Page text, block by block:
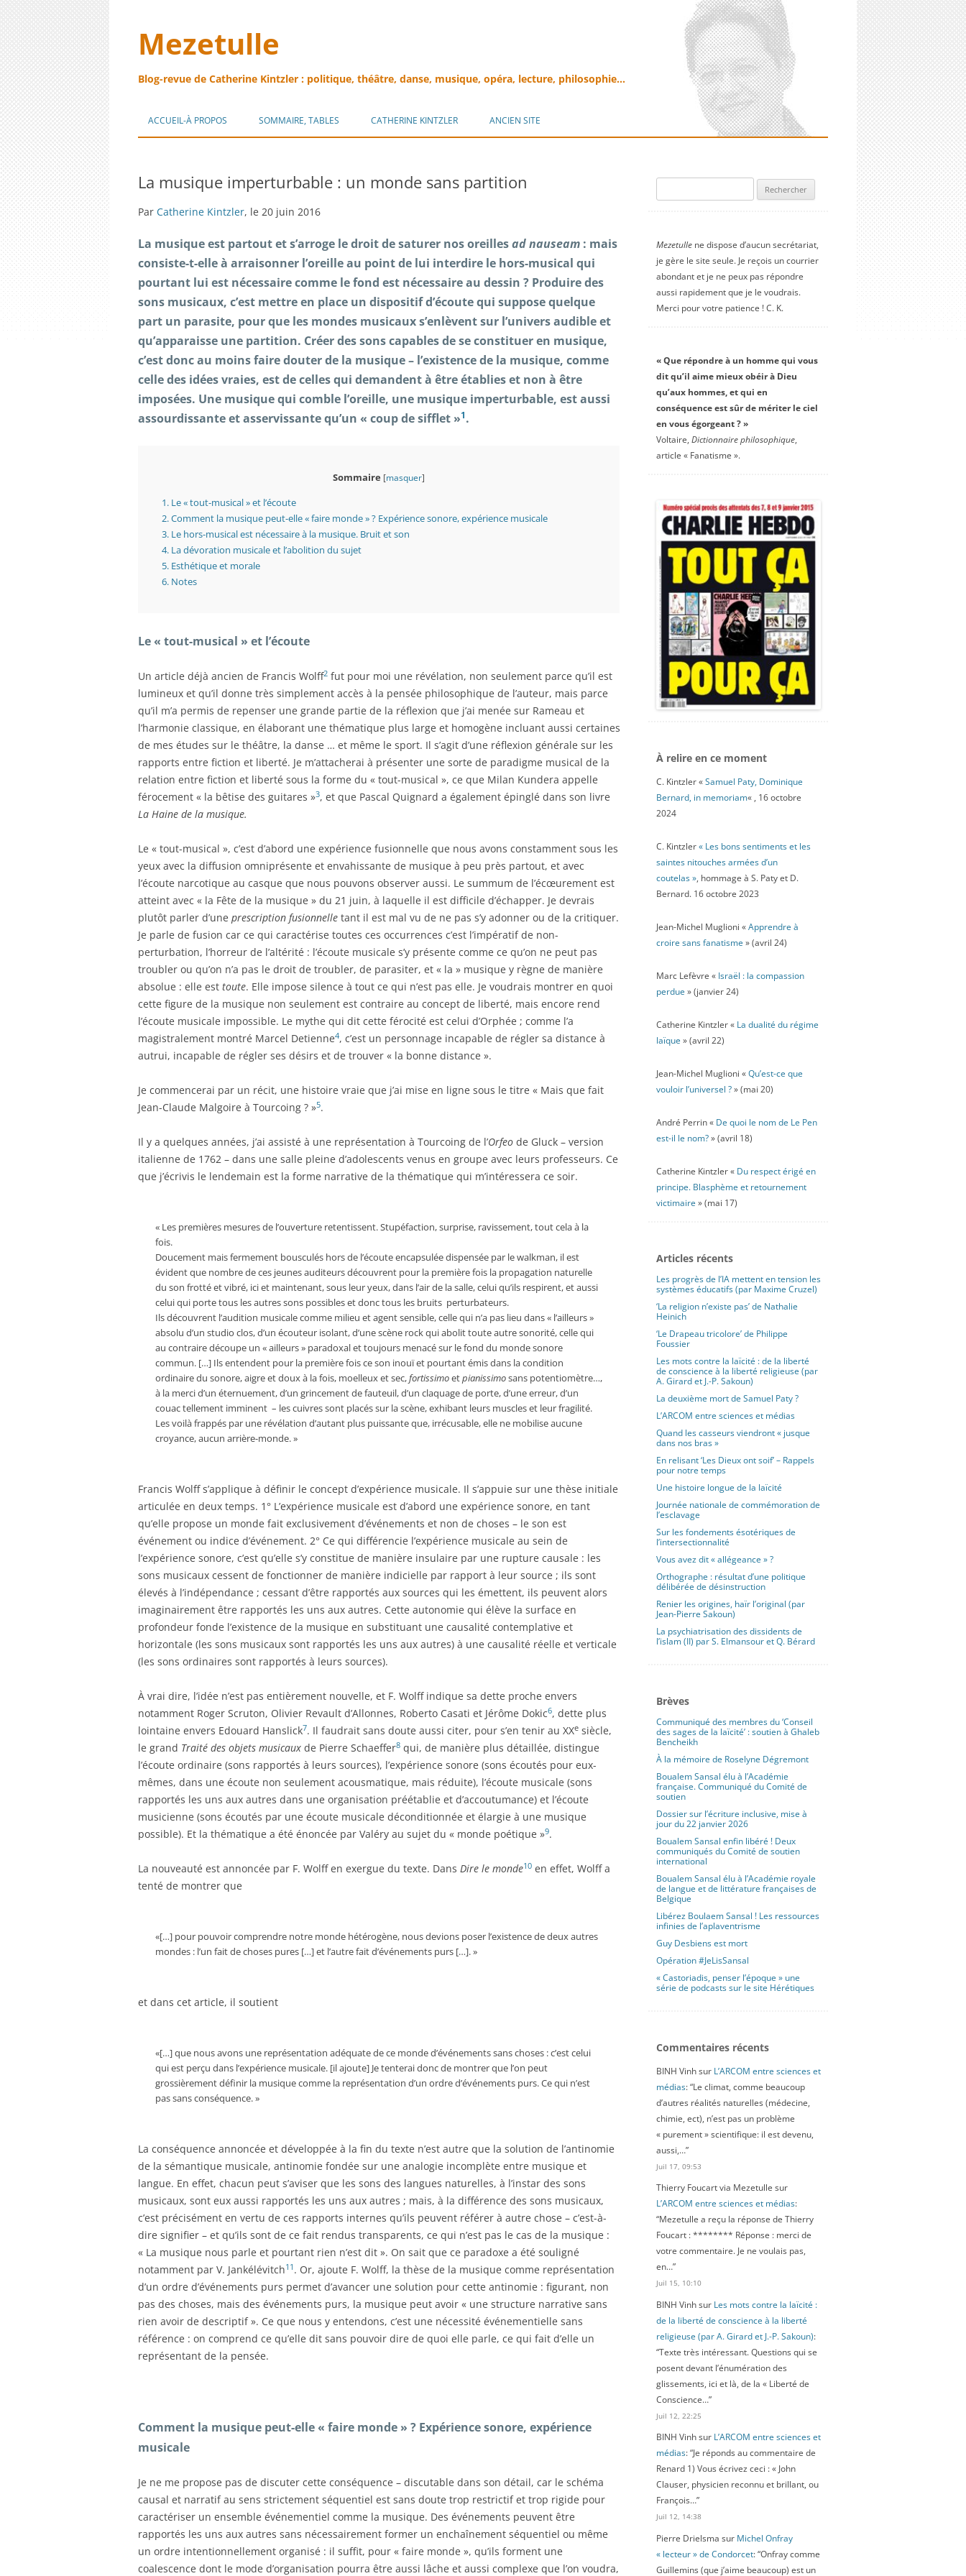
Mezetulle
Blog-revue de Catherine Kintzler : politique, théâtre, danse, musique, opéra, lecture, philosophie…
au
ACCUEIL-À PROPOS SOMMAIRE, TABLES CATHERINE KINTZLER ANCIEN SITE
La musique imperturbable : un monde sans partition
Par Catherine Kintzler, le 20 juin 2016
La musique est partout et s’arroge le droit de saturer nos oreillesad nauseam : mais
consiste-t-elle à arraisonner l’oreille au point de lui interdire le hors-musical qui
pourtant lui est nécessaire comme le fond est nécessaire au dessin ? Produire des
sons musicaux, c’est mettre en place un dispositif d’écoute qui suppose quelque
part un parasite, pour que les mondes musicaux s’enlèvent sur l’univers audible et
qu’apparaisse une partition. Créer des sons capables de se constituer en musique,
c’est donc au moins faire douter de la musique – l’existence de la musique, comme
celle des idées vraies, est de celles qui demandent à être établies et non à être
imposées. Une musique qui comble l’oreille, une musique imperturbable, est aussi
assourdissante et asservissante qu’un « coup de sifflet »1.
Sommaire [masquer]
1. Le « tout-musical » et l’écoute
2.Comment la musique peut-elle « faire monde » ? Expérience sonore, expérience musicale
3. Le hors-musical est nécessaire à la musique. Bruit et son
4. La dévoration musicale et l’abolition du sujet
5. Esthétique et morale
6. Notes
Le « tout-musical » et l’écoute
Un article déjà ancien de Francis Wolff2 fut pour moi une révélation, non seulement parce qu’il est
lumineux et qu’il donne très simplement accès à la pensée philosophique de l’auteur, mais parce
qu’il m’a permis de repenser une grande partie de la réflexion que j’ai menée sur Rameau et
l’harmonie classique, en élaborant une thématique plus large et homogène incluant aussi certaines
de mes études sur le théâtre, la danse … et même le sport. Il s’agit d’une réflexion générale sur les
rapports entre fiction et liberté. Je m’attacherai à présenter une sorte de paradigme musical de la
relation entre fiction et liberté sous la forme du « tout-musical », ce que Milan Kundera appelle
férocement « la bêtise des guitares »3, et que Pascal Quignard a également épinglé dans son livre
La Haine de la musique.
Le « tout-musical », c’est d’abord une expérience fusionnelle que nous avons constamment sous les
yeux avec la diffusion omniprésente et envahissante de musique à peu près partout, et avec
l’écoute narcotique au casque que nous pouvons observer aussi. Le summum de l’écœurement est
atteint avec « la Fête de la musique » du 21 juin, à laquelle il est difficile d’échapper. Je devrais
plutôt parler d’une prescription fusionnelle tant il est mal vu de ne pas s’y adonner ou de la critiquer.
Je parle de fusion car ce qui caractérise toutes ces occurrences c’est l’impératif de non-
perturbation, l’horreur de l’altérité : l’écoute musicale s’y présente comme ce qu’on ne peut pas
troubler ou qu’on n’a pas le droit de troubler, de parasiter, et « la » musique y règne de manière
absolue : elle est toute. Elle impose silence à tout ce qui n’est pas elle. Je voudrais montrer en quoi
cette figure de la musique non seulement est contraire au concept de liberté, mais encore rend
l’écoute musicale impossible. Le mythe qui dit cette férocité est celui d’Orphée ; comme l’a
magistralement montré Marcel Detienne4, c’est un personnage incapable de régler sa distance à
autrui, incapable de régler ses désirs et de trouver « la bonne distance ».
Je commencerai par un récit, une histoire vraie que j’ai mise en ligne sous le titre « Mais que fait
Jean-Claude Malgoire à Tourcoing ? »5.
Il y a quelques années, j’ai assisté à une représentation à Tourcoing de l’Orfeo de Gluck – version
italienne de 1762 – dans une salle pleine d’adolescents venus en groupe avec leurs professeurs. Ce
que j’écrivis le lendemain est la forme narrative de la thématique qui m’intéressera ce soir.
« Les premières mesures de l’ouverture retentissent. Stupéfaction, surprise, ravissement, tout cela à la
fois.
Doucement mais fermement bousculés hors de l’écoute encapsulée dispensée par le walkman, il est
évident que nombre de ces jeunes auditeurs découvrent pour la première fois la propagation naturelle
du son frotté et vibré, ici et maintenant, sous leur yeux, dans l’air de la salle, celui qu’ils respirent, et aussi
celui qui porte tous les autres sons possibles et donc tous les bruits perturbateurs.
Ils découvrent l’audition musicale comme milieu et agent sensible, celle qui n’a pas lieu dans « l’ailleurs »
absolu d’un studio clos, d’un écouteur isolant, d’une scène rock qui abolit toute autre sonorité, celle qui
au contraire découpe un « ailleurs » paradoxal et toujours menacé sur le fond du monde sonore
commun. […] Ils entendent pour la première fois ce son inouï et pourtant émis dans la condition
ordinaire du sonore, aigre et doux à la fois, moelleux et sec,fortissimoetpianissimosans potentiomètre…,
à la merci d’un éternuement, d’un grincement de fauteuil, d’un claquage de porte, d’une erreur, d’un
couac tellement imminent – les cuivres sont placés sur la scène, exhibant leurs muscles et leur fragilité.
Les voilà frappés par une révélation d’autant plus puissante que, irrécusable, elle ne mobilise aucune
croyance, aucun arrière-monde. »
Francis Wolff s’applique à définir le concept d’expérience musicale. Il s’appuie sur une thèse initiale
articulée en deux temps. 1° L’expérience musicale est d’abord une expérience sonore, en tant
qu’elle propose un monde fait exclusivement d’événements et non de choses – le son est
événement ou indice d’événement. 2° Ce qui différencie l’expérience musicale au sein de
l’expérience sonore, c’est qu’elle s’y constitue de manière insulaire par une rupture causale : les
sons musicaux cessent de fonctionner de manière indicielle par rapport à leur source ; ils sont
élevés à l’indépendance ; cessant d’être rapportés aux sources qui les émettent, ils peuvent alors
imaginairement être rapportés les uns aux autres. Cette autonomie qui élève la surface en
profondeur fonde l’existence de la musique en substituant une causalité contemplative et
horizontale (les sons musicaux sont rapportés les uns aux autres) à une causalité réelle et verticale
(les sons ordinaires sont rapportés à leurs sources).
À vrai dire, l’idée n’est pas entièrement nouvelle, et F. Wolff indique sa dette proche envers
notamment Roger Scruton, Olivier Revault d’Allonnes, Roberto Casati et Jérôme Dokic6, dette plus
lointaine envers Edouard Hanslick7. Il faudrait sans doute aussi citer, pour s’en tenir au XXe siècle,
le grand Traité des objets musicaux de Pierre Schaeffer8 qui, de manière plus détaillée, distingue
l’écoute ordinaire (sons rapportés à leurs sources), l’expérience sonore (sons écoutés pour eux-
mêmes, dans une écoute non seulement acousmatique, mais réduite), l’écoute musicale (sons
rapportés les uns aux autres dans une organisation préétablie et d’accoutumance) et l’écoute
musicienne (sons écoutés par une écoute musicale déconditionnée et élargie à une musique
possible). Et la thématique a été énoncée par Valéry au sujet du « monde poétique »9.
La nouveauté est annoncée par F. Wolff en exergue du texte. Dans Dire le monde10 en effet, Wolff a
tenté de montrer que
«[…] pour pouvoir comprendre notre monde hétérogène, nous devions poser l’existence de deux autres
mondes : l’un fait de choses pures […] et l’autre fait d’événements purs […]. »
et dans cet article, il soutient
«[…] que nous avons une représentation adéquate de ce monde d’événements sans choses : c’est celui
qui est perçu dans l’expérience musicale. [il ajoute] Je tenterai donc de montrer que l’on peut
grossièrement définir la musique comme la représentation d’un ordre d’événements purs. Ce qui n’est
pas sans conséquence. »
La conséquence annoncée et développée à la fin du texte n’est autre que la solution de l’antinomie
de la sémantique musicale, antinomie fondée sur une analogie incomplète entre musique et
langue. En effet, chacun peut s’aviser que les sons des langues naturelles, à l’instar des sons
musicaux, sont eux aussi rapportés les uns aux autres ; mais, à la différence des sons musicaux,
c’est précisément en vertu de ces rapports internes qu’ils peuvent référer à autre chose – c’est-à-
dire signifier – et qu’ils sont de ce fait rendus transparents, ce qui n’est pas le cas de la musique :
« La musique nous parle et pourtant rien n’est dit ». On sait que ce paradoxe a été souligné
notamment par V. Jankélévitch11 . Or, ajoute F. Wolff, la thèse de la musique comme représentation
d’un ordre d’événements purs permet d’avancer une solution pour cette antinomie : figurant, non
pas des choses, mais des événements purs, la musique peut avoir « une structure narrative sans
rien avoir de descriptif ». Ce que nous y entendons, c’est une nécessité événementielle sans
référence : on comprend ce qu’elle dit sans pouvoir dire de quoi elle parle, ce qui fait d’elle un
représentant de la pensée.
Comment la musique peut-elle « faire monde » ? Expérience sonore, expérience
musicale
Je ne me propose pas de discuter cette conséquence – discutable dans son détail, car le schéma
causal et narratif au sens strictement séquentiel est sans doute trop restrictif et trop rigide pour
caractériser un ensemble événementiel comme la musique. Des événements peuvent être
rapportés les uns aux autres sans nécessairement former un enchaînement séquentiel ou même
un ordre intentionnellement organisé : il suffit, pour « faire monde », qu’ils forment une
coalescence dont le mode d’organisation pourra être aussi lâche et aussi complexe que l’on voudra,
Mezetullene dispose d’aucun secrétariat,
je gère le site seule. Je reçois un courrier
abondant et je ne peux pas répondre
aussi rapidement que je le voudrais.
Merci pour votre patience ! C. K.
« Que répondre à un homme qui vous
dit qu’il aime mieux obéir à Dieu
qu’aux hommes, et qui en
conséquence est sûr de mériter le ciel
en vous égorgeant ? »
Voltaire, Dictionnaire philosophique,
article « Fanatisme ».
À relire en ce moment
C. Kintzler «Samuel Paty, Dominique
Bernard, in memoriam« , 16 octobre
2024
C. Kintzler« Les bons sentiments et les
saintes nitouches armées d’un
coutelas », hommage à S. Paty et D.
Bernard. 16 octobre 2023
Jean-Michel Muglioni «Apprendre à
croire sans fanatisme » (avril 24)
Marc Lefèvre « Israël : la compassion
perdue » (janvier 24)
Catherine Kintzler « La dualité du régime
laïque » (avril 22)
Jean-Michel Muglioni «Qu’est-ce que
vouloir l’universel ?» (mai 20)
André Perrin « De quoi le nom de Le Pen
est-il le nom?» (avril 18)
Catherine Kintzler « Du respect érigé en
principe. Blasphème et retournement
victimaire » (mai 17)
Articles récents
Les progrès de l’IA mettent en tension les
systèmes éducatifs (par Maxime Cruzel)
‘La religion n’existe pas’ de Nathalie
Heinich
‘Le Drapeau tricolore’ de Philippe
Foussier
Les mots contre la laïcité : de la liberté
de conscience à la liberté religieuse (par
A. Girard et J.-P. Sakoun)
La deuxième mort de Samuel Paty ?
L’ARCOM entre sciences et médias
Quand les casseurs viendront « jusque
dans nos bras »
En relisant ‘Les Dieux ont soif’ – Rappels
pour notre temps
Une histoire longue de la laïcité
Journée nationale de commémoration de
l’esclavage
Sur les fondements ésotériques de
l’intersectionnalité
Vous avez dit « allégeance » ?
Orthographe : résultat d’une politique
délibérée de désinstruction
Renier les origines, haïr l’original (par
Jean-Pierre Sakoun)
La psychiatrisation des dissidents de
l’islam (II) par S. Elmansour et Q. Bérard
Brèves
Communiqué des membres du ‘Conseil
des sages de la laïcité’ : soutien à Ghaleb
Bencheikh
À la mémoire de Roselyne Dégremont
Boualem Sansal élu à l’Académie
française. Communiqué du Comité de
soutien
Dossier sur l’écriture inclusive, mise à
jour du 22 janvier 2026
Boualem Sansal enfin libéré ! Deux
communiqués du Comité de soutien
international
Boualem Sansal élu à l’Académie royale
de langue et de littérature françaises de
Belgique
Libérez Boulaem Sansal ! Les ressources
infinies de l’aplaventrisme
Guy Desbiens est mort
Opération #JeLisSansal
« Castoriadis, penser l’époque » une
série de podcasts sur le site Hérétiques
Commentaires récents
BINH Vinhsur L’ARCOM entre sciences et
médias: “Le climat, comme beaucoup
d’autres réalités naturelles (médecine,
chimie, ect), n’est pas un problème
« purement » scientifique: il est devenu,
aussi,…”
Juil 17, 09:53
Thierry Foucart via Mezetulle sur
L’ARCOM entre sciences et médias:
“Mezetulle a reçu la réponse de Thierry
Foucart : ******** Réponse : merci de
votre commentaire. Je ne voulais pas,
en…”
Juil 15, 10:10
BINH Vinhsur Les mots contre la laïcité :
de la liberté de conscience à la liberté
religieuse (par A. Girard et J.-P. Sakoun):
“Texte très intéressant. Questions qui se
posent devant l’énumération des
glissements, ici et là, de la « Liberté de
Conscience…”
Juil 12, 22:25
BINH Vinhsur L’ARCOM entre sciences et
médias: “Je réponds au commentaire de
Renard 1) Vous écrivez ceci : « John
Clauser, physicien reconnu et brillant, ou
François…”
Juil 12, 14:38
Pierre Drielsma sur Michel Onfray
« lecteur » de Condorcet: “Onfray comme
Guillemins (que j’aime beaucoup) est un